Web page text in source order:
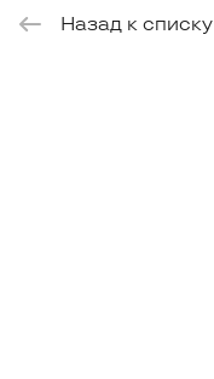
Назад к списку